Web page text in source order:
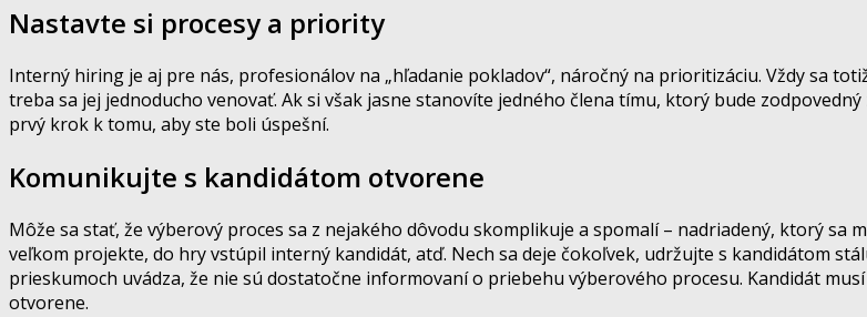
Nastavte si procesy a priority
Interný hiring je aj pre nás, profesionálov na „hľadanie pokladov“, náročný na prioritizáciu. Vždy sa
treba sa jej jednoducho venovať. Ak si však jasne stanovíte jedného člena tímu, ktorý bude
prvý krok k tomu, aby ste boli úspešní.
Komunikujte s kandidátom otvorene
Môže sa stať, že výberový proces sa z nejakého dôvodu skomplikuje a spomalí – nadriadený, ktorý sa
veľkom projekte, do hry vstúpil interný kandidát, atď. Nech sa deje čokoľvek, udržujte s kandidátom
prieskumoch uvádza, že nie sú dostatočne informovaní o priebehu výberového procesu. Kandidát
otvorene.